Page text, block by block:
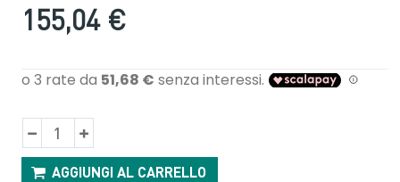
155,04 €
AGGIUNGI AL CARRELLO